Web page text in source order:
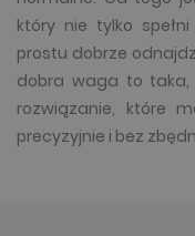
który nie tylko
prostu dobrze
dobra waga to taka,
rozwiązanie, które
precyzyjnie i bez